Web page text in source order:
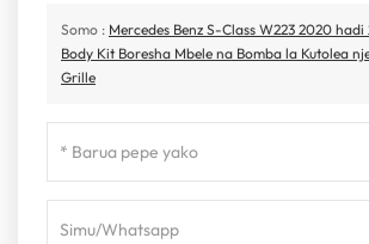
Somo : Mercedes Benz S-Class W223 2020 hadi
Body Kit Boresha Mbele na Bomba la Kutolea
Grille